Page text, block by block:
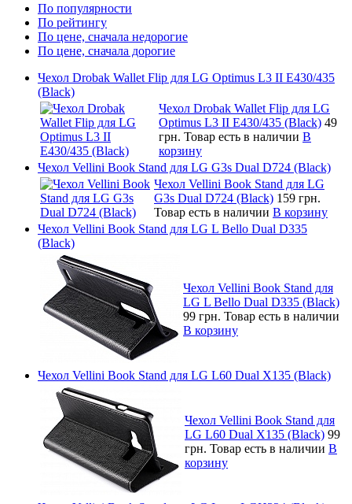
По популярности
По рейтингу
По цене, сначала недорогие
По цене, сначала дорогие
Чехол Drobak Wallet Flip для LG Optimus L3 II E430/435
(Black)
Чехол Drobak Wallet Flip для LG
Optimus L3 II E430/435 (Black) 49
грн. Товар есть в наличии В
корзину
Чехол Vellini Book Stand для LG G3s Dual D724 (Black)
Чехол Vellini Book Stand для LG
G3s Dual D724 (Black) 159 грн.
Товар есть в наличии В корзину
Чехол Vellini Book Stand для LG L Bello Dual D335
(Black)
Чехол Vellini Book Stand для
LG L Bello Dual D335 (Black)
99 грн. Товар есть в наличии
В корзину
Чехол Vellini Book Stand для LG L60 Dual X135 (Black)
Чехол Vellini Book Stand для
LG L60 Dual X135 (Black) 99
грн. Товар есть в наличии В
корзину